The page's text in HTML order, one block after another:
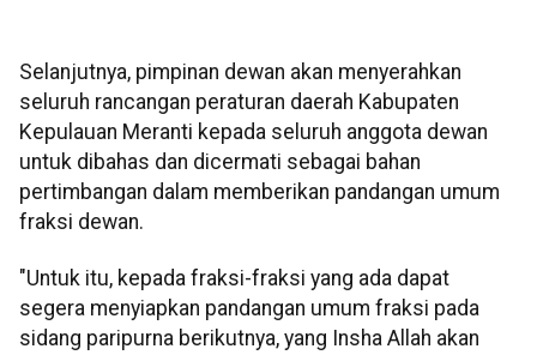
Selanjutnya, pimpinan dewan akan menyerahkan
seluruh rancangan peraturan daerah Kabupaten
Kepulauan Meranti kepada seluruh anggota dewan
untuk dibahas dan dicermati sebagai bahan
pertimbangan dalam memberikan pandangan umum
fraksi dewan.
"Untuk itu, kepada fraksi-fraksi yang ada dapat
segera menyiapkan pandangan umum fraksi pada
sidang paripurna berikutnya, yang Insha Allah akan